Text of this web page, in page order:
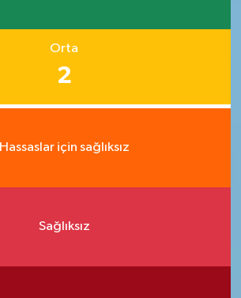
Orta
2
Hassaslar için sağlıksız
Sağlıksız